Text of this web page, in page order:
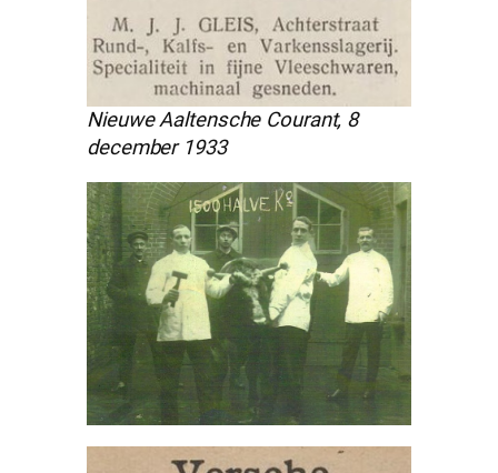
Nieuwe Aaltensche Courant, 8
december 1933